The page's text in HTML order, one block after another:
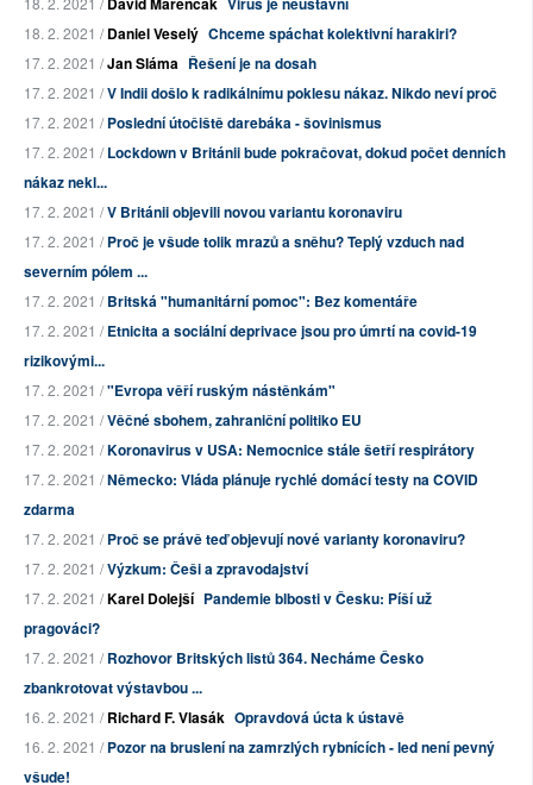
18. 2. 2021 /Daniel Veselý Chceme spáchat kolektivní harakiri?
17. 2. 2021 /Jan Sláma Řešení je na dosah
17. 2. 2021 /V Indii došlo k radikálnímu poklesu nákaz. Nikdo neví proč
17. 2. 2021 /Poslední útočiště darebáka - šovinismus
17. 2. 2021 /Lockdown v Británii bude pokračovat, dokud počet denních
nákaz nekl...
17. 2. 2021 /V Británii objevili novou variantu koronaviru
17. 2. 2021 /Proč je všude tolik mrazů a sněhu? Teplý vzduch nad
severním pólem ...
17. 2. 2021 /Britská "humanitární pomoc": Bez komentáře
17. 2. 2021 /Etnicita a sociální deprivace jsou pro úmrtí na covid-19
rizikovými...
17. 2. 2021 /"Evropa věří ruským nástěnkám"
17. 2. 2021 /Věčné sbohem, zahraniční politiko EU
17. 2. 2021 /Koronavirus v USA: Nemocnice stále šetří respirátory
17. 2. 2021 /Německo: Vláda plánuje rychlé domácí testy na COVID
zdarma
17. 2. 2021 /Proč se právě teď objevují nové varianty koronaviru?
17. 2. 2021 /Výzkum: Češi a zpravodajství
17. 2. 2021 /Karel Dolejší Pandemie blbosti v Česku: Píší už
pragováci?
17. 2. 2021 /Rozhovor Britských listů 364. Necháme Česko
zbankrotovat výstavbou ...
16. 2. 2021 /Richard F. Vlasák Opravdová úcta k ústavě
16. 2. 2021 /Pozor na bruslení na zamrzlých rybnících - led není pevný
všude!